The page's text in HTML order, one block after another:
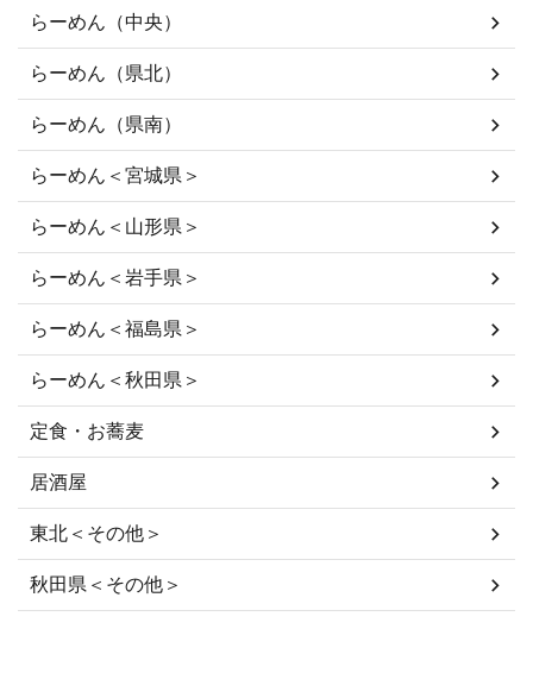
らーめん（中央）
らーめん（県北）
らーめん（県南）
らーめん＜宮城県＞
らーめん＜山形県＞
らーめん＜岩手県＞
らーめん＜福島県＞
らーめん＜秋田県＞
定食・お蕎麦
居酒屋
東北＜その他＞
秋田県＜その他＞